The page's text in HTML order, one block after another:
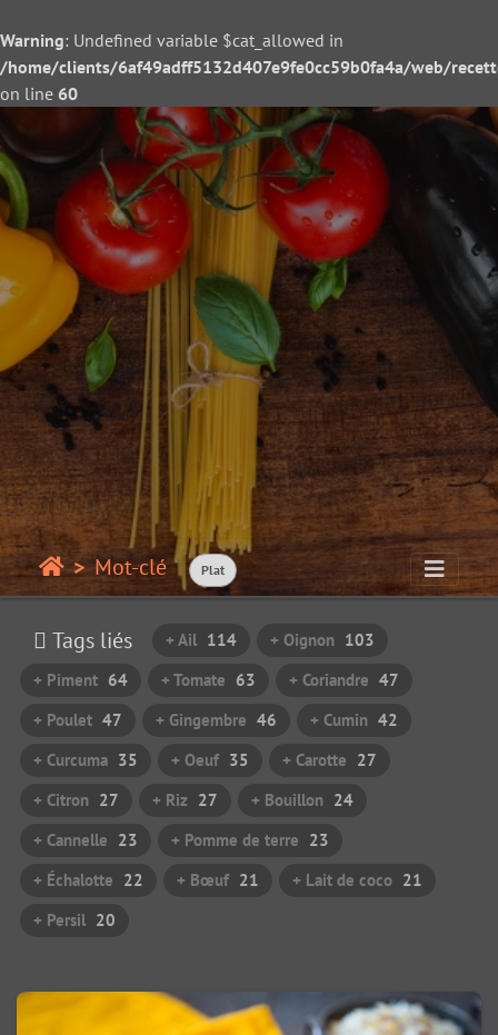
Warning: Undefined variable $cat_allowed in
/home/clients/6af49adff5132d407e9fe0cc59b0fa4a/web/
on line 60
Mot-clé Plat
Tags liés + Ail 114 + Oignon 103
+ Piment 64 + Tomate 63 + Coriandre 47
+ Poulet 47 + Gingembre 46 + Cumin 42
+ Curcuma 35 + Oeuf 35 + Carotte 27
+ Citron 27 + Riz 27 + Bouillon 24
+ Cannelle 23 + Pomme de terre 23
+ Échalotte 22 + Bœuf 21 + Lait de coco 21
+ Persil 20